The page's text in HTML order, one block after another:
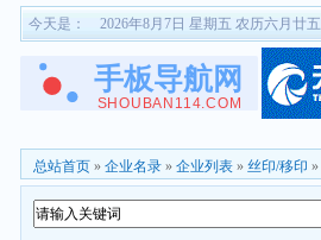
今天是： 2026年8月7日 星期五 农历六月廿五
总站首页 » 企业名录 » 企业列表 » 丝印/移印